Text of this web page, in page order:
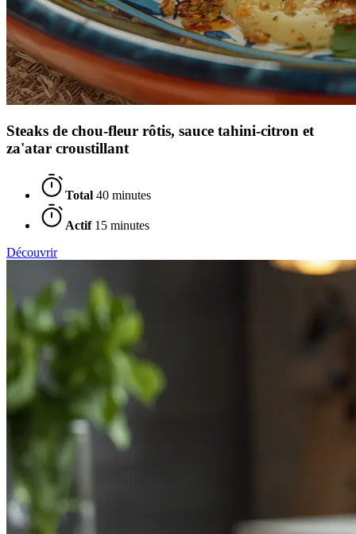
Steaks de chou-fleur rôtis, sauce tahini-citron et
za'atar croustillant
Total 40 minutes
Actif15 minutes
Découvrir